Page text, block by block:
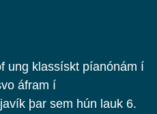
ung klassískt píanónám í
áfram í
þar sem hún lauk 6.